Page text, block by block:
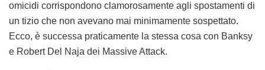
omicidi corrispondono clamorosamente agli spostamenti di
un tizio che non avevano mai minimamente sospettato.
Ecco, è successa praticamente la stessa cosa con Banksy
e Robert Del Naja dei Massive Attack.